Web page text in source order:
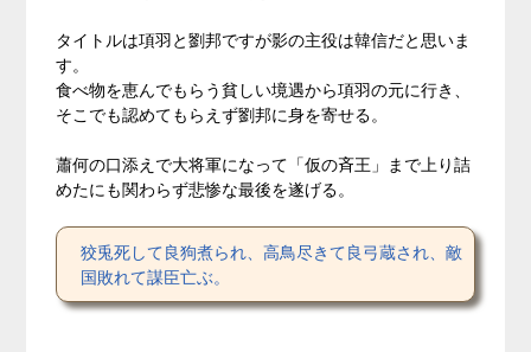
タイトルは項羽と劉邦ですが影の主役は韓信だと思いま
す。
食べ物を恵んでもらう貧しい境遇から項羽の元に行き、
そこでも認めてもらえず劉邦に身を寄せる。
蕭何の口添えで大将軍になって「仮の斉王」まで上り詰
めたにも関わらず悲惨な最後を遂げる。
狡兎死して良狗煮られ、高鳥尽きて良弓蔵され、敵
国敗れて謀臣亡ぶ。